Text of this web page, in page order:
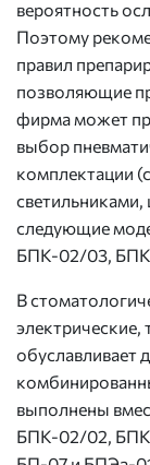
вероятность
Поэтому
правил
позволяющие
фирма может
выбор
комплектации
следующие
БПК-02/03,
В
обуславливает
выполнены
БПК-02/02,